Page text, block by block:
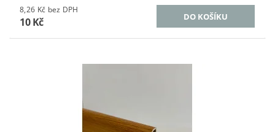
8,26 Kč bez DPH
10 Kč